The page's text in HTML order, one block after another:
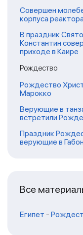
Совершен
корпуса
В праздник
Константин
приходе в Каире
Рождество
Рождество
Марокко
Верующие в
встретили
Праздник
верующие в
Все
Египет -